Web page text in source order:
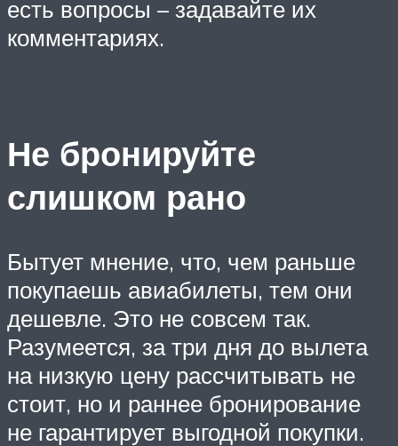
есть вопросы – задавайте их
комментариях.
Не бронируйте
слишком рано
Бытует мнение, что, чем раньше
покупаешь авиабилеты, тем они
дешевле. Это не совсем так.
Разумеется, за три дня до вылета
на низкую цену рассчитывать не
стоит, но и раннее бронирование
не гарантирует выгодной покупки.